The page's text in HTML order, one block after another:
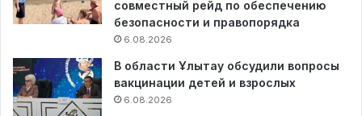
совместный рейд по обеспечению
безопасности и правопорядка
6.08.2026
В области Ұлытау обсудили вопросы
вакцинации детей и взрослых
6.08.2026